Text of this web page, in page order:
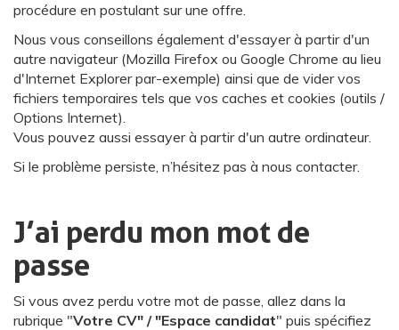
procédure en postulant sur une offre.
Nous vous conseillons également d'essayer à partir d'un
autre navigateur (Mozilla Firefox ou Google Chrome au lieu
d'Internet Explorer par-exemple) ainsi que de vider vos
fichiers temporaires tels que vos caches et cookies (outils /
Options Internet).
Vous pouvez aussi essayer à partir d'un autre ordinateur.
Si le problème persiste, n’hésitez pas à nous contacter.
J’ai perdu mon mot de
passe
Si vous avez perdu votre mot de passe, allez dans la
rubrique "Votre CV" / "Espace candidat" puis spécifiez